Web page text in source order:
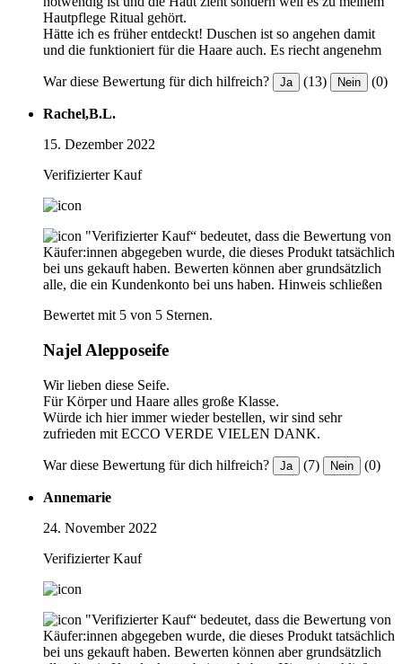
Hautpflege Ritual gehört.
Hätte ich es früher entdeckt! Duschen ist so angehen damit
und die funktioniert für die Haare auch. Es riecht angenehm
War diese Bewertung für dich hilfreich? Ja (13) Nein (0)
Rachel,B.L.
15. Dezember 2022
Verifizierter Kauf
"Verifizierter Kauf“ bedeutet, dass die Bewertung von
Käufer:innen abgegeben wurde, die dieses Produkt tatsächlich
bei uns gekauft haben. Bewerten können aber grundsätzlich
alle, die ein Kundenkonto bei uns haben. Hinweis schließen
Bewertet mit 5 von 5 Sternen.
Najel Alepposeife
Wir lieben diese Seife.
Für Körper und Haare alles große Klasse.
Würde ich hier immer wieder bestellen, wir sind sehr
zufrieden mit ECCO VERDE VIELEN DANK.
War diese Bewertung für dich hilfreich? Ja (7) Nein (0)
Annemarie
24. November 2022
Verifizierter Kauf
"Verifizierter Kauf“ bedeutet, dass die Bewertung von
Käufer:innen abgegeben wurde, die dieses Produkt tatsächlich
bei uns gekauft haben. Bewerten können aber grundsätzlich